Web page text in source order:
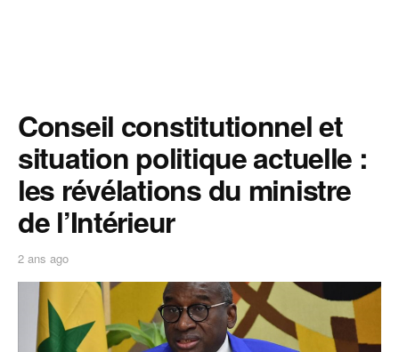
Conseil constitutionnel et
situation politique actuelle :
les révélations du ministre
de l’Intérieur
2 ans ago